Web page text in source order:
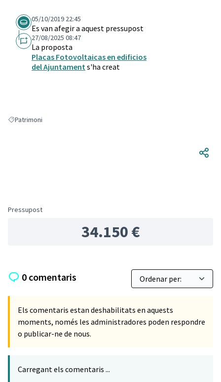
05/10/2019 22:45
Es van afegir a aquest pressupost
27/08/2025 08:47
La proposta
Placas Fotovoltaicas en edificios
del Ajuntaments'ha creat
Resultats en filtrar per: Patrimoni
Patrimoni
Pressupost
34.150 €
0 comentaris
Els comentaris estan deshabilitats en aquests
moments, només les administradores poden respondre
o publicar-ne de nous.
Carregant els comentaris ...